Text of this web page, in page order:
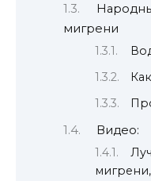
мигрени
Видео: